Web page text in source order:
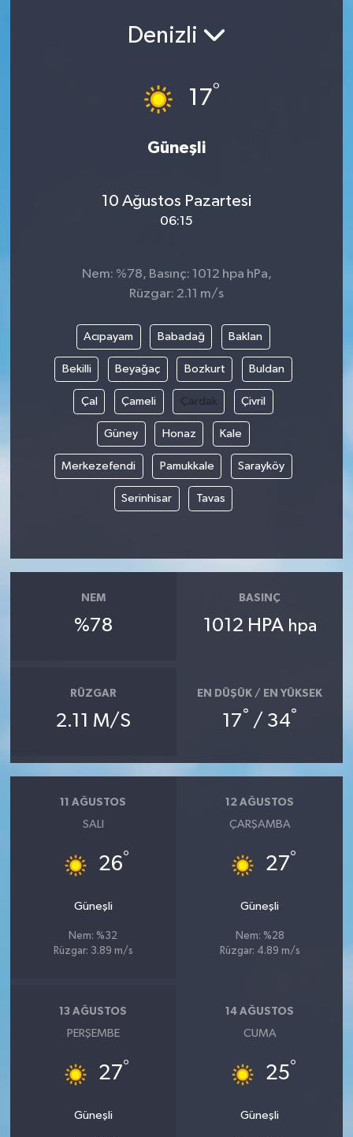
Denizli
17°
Güneşli
10 Ağustos Pazartesi
06:15
Nem: %78, Basınç: 1012 hpa hPa,
Rüzgar: 2.11 m/s
Acıpayam Babadağ Baklan
Bekilli Beyağaç Bozkurt Buldan
Çal Çameli Çardak Çivril
Güney Honaz Kale
Merkezefendi Pamukkale Sarayköy
Serinhisar Tavas
NEM
%78
BASINÇ
1012 HPA hpa
RÜZGAR
2.11 M/S
EN DÜŞÜK / EN YÜKSEK
17° / 34°
11 AĞUSTOS
SALI
26°
Güneşli
Nem: %32
Rüzgar: 3.89 m/s
12 AĞUSTOS
ÇARŞAMBA
27°
Güneşli
Nem: %28
Rüzgar: 4.89 m/s
13 AĞUSTOS
PERŞEMBE
27°
Güneşli
14 AĞUSTOS
CUMA
25°
Güneşli